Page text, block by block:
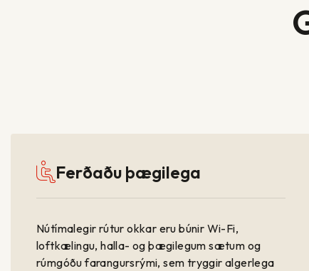
Ferðaðu þægilega
Nútímalegir rútur okkar eru búnir Wi-Fi,
loftkælingu, halla- og þægilegum sætum og
rúmgóðu farangursrými, sem tryggir algerlega